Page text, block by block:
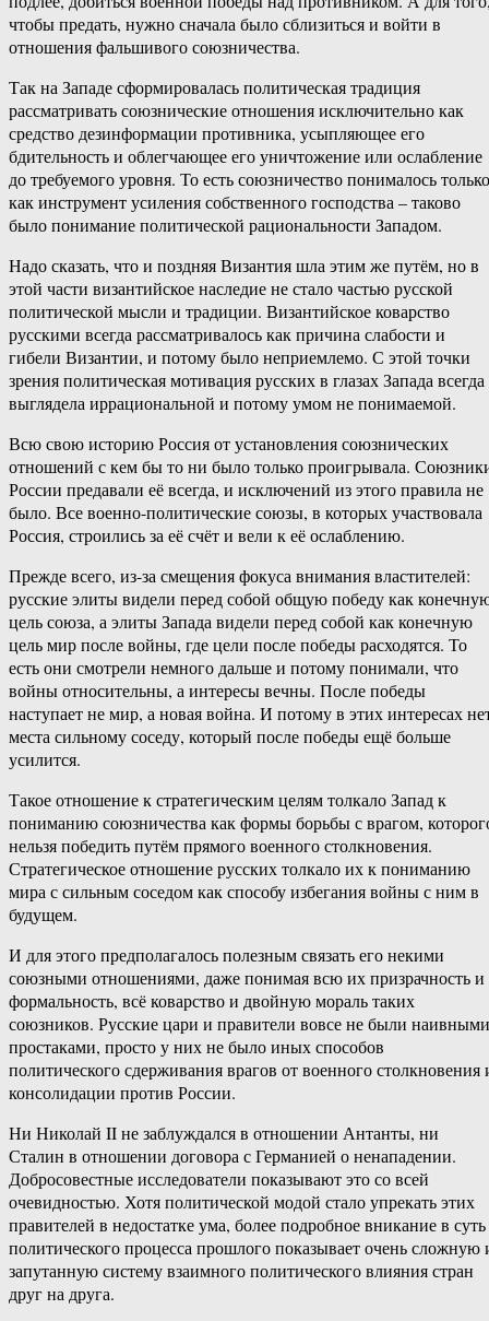
чтобы предать, нужно сначала было сблизиться и войти в
отношения фальшивого союзничества.
Так на Западе сформировалась политическая традиция
рассматривать союзнические отношения исключительно как
средство дезинформации противника, усыпляющее его
бдительность и облегчающее его уничтожение или ослабление
до требуемого уровня. То есть союзничество понималось только
как инструмент усиления собственного господства – таково
было понимание политической рациональности Западом.
Надо сказать, что и поздняя Византия шла этим же путём, но в
этой части византийское наследие не стало частью русской
политической мысли и традиции. Византийское коварство
русскими всегда рассматривалось как причина слабости и
гибели Византии, и потому было неприемлемо. С этой точки
зрения политическая мотивация русских в глазах Запада всегда
выглядела иррациональной и потому умом не понимаемой.
Всю свою историю Россия от установления союзнических
отношений с кем бы то ни было только проигрывала.
России предавали её всегда, и исключений из этого правила не
было. Все военно-политические союзы, в которых участвовала
Россия, строились за её счёт и вели к её ослаблению.
Прежде всего, из-за смещения фокуса внимания властителей:
русские элиты видели перед собой общую победу как
цель союза, а элиты Запада видели перед собой как конечную
цель мир после войны, где цели после победы расходятся. То
есть они смотрели немного дальше и потому понимали, что
войны относительны, а интересы вечны. После победы
наступает не мир, а новая война. И потому в этих интересах
места сильному соседу, который после победы ещё больше
усилится.
Такое отношение к стратегическим целям толкало Запад к
пониманию союзничества как формы борьбы с врагом,
нельзя победить путём прямого военного столкновения.
Стратегическое отношение русских толкало их к пониманию
мира с сильным соседом как способу избегания войны с ним в
будущем.
И для этого предполагалось полезным связать его некими
союзными отношениями, даже понимая всю их призрачность и
формальность, всё коварство и двойную мораль таких
союзников. Русские цари и правители вовсе не были наивными
простаками, просто у них не было иных способов
политического сдерживания врагов от военного столкновения
консолидации против России.
Ни Николай II не заблуждался в отношении Антанты, ни
Сталин в отношении договора с Германией о ненападении.
Добросовестные исследователи показывают это со всей
очевидностью. Хотя политической модой стало упрекать этих
правителей в недостатке ума, более подробное вникание в суть
политического процесса прошлого показывает очень сложную
запутанную систему взаимного политического влияния стран
друг на друга.